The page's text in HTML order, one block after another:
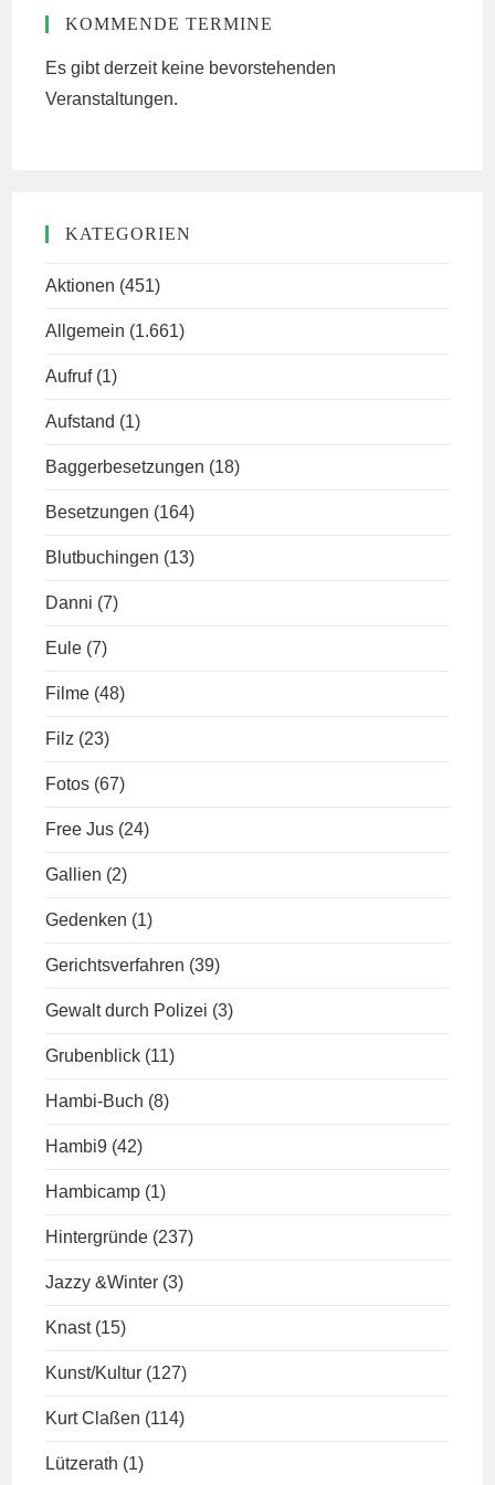
KOMMENDE TERMINE
Es gibt derzeit keine bevorstehenden
Veranstaltungen.
KATEGORIEN
Aktionen (451)
Allgemein (1.661)
Aufruf (1)
Aufstand (1)
Baggerbesetzungen (18)
Besetzungen (164)
Blutbuchingen (13)
Danni (7)
Eule (7)
Filme (48)
Filz (23)
Fotos (67)
Free Jus (24)
Gallien (2)
Gedenken (1)
Gerichtsverfahren (39)
Gewalt durch Polizei (3)
Grubenblick (11)
Hambi-Buch (8)
Hambi9 (42)
Hambicamp (1)
Hintergründe (237)
Jazzy &Winter (3)
Knast (15)
Kunst/Kultur (127)
Kurt Claßen (114)
Lützerath (1)